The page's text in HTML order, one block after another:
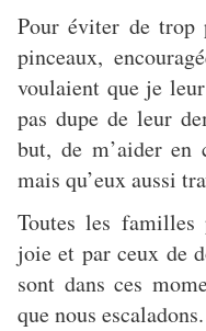
Pour éviter de trop
pinceaux,
voulaient que je
pas dupe de leur
but, de m’aider en
mais qu’eux aussi
Toutes les familles
joie et par ceux de
sont dans ces
que nous escaladons.